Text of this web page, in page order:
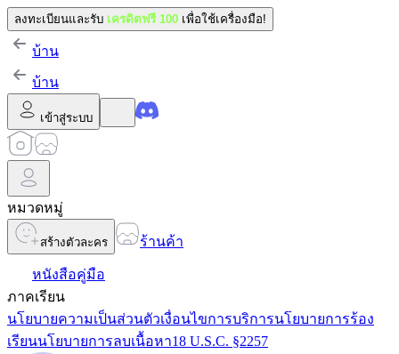
ลงทะเบียนและรับ เครดิตฟรี 100 เพื่อใช้เครื่องมือ!
บ้าน
บ้าน
เข้าสู่ระบบ
หมวดหมู่
สร้างตัวละคร ร้านค้า
หนังสือคู่มือ
ภาคเรียน
นโยบายความเป็นส่วนตัวเงื่อนไขการบริการนโยบายการร้อง
เรียนนโยบายการลบเนื้อหา18 U.S.C. §2257